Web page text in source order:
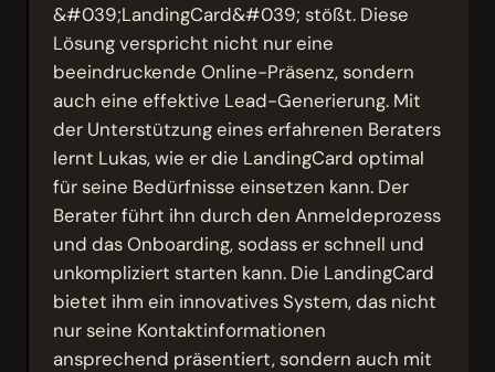
&#039;LandingCard&#039; stößt. Diese
Lösung verspricht nicht nur eine
beeindruckende Online-Präsenz, sondern
auch eine effektive Lead-Generierung. Mit
der Unterstützung eines erfahrenen Beraters
lernt Lukas, wie er die LandingCard optimal
für seine Bedürfnisse einsetzen kann. Der
Berater führt ihn durch den Anmeldeprozess
und das Onboarding, sodass er schnell und
unkompliziert starten kann. Die LandingCard
bietet ihm ein innovatives System, das nicht
nur seine Kontaktinformationen
ansprechend präsentiert, sondern auch mit